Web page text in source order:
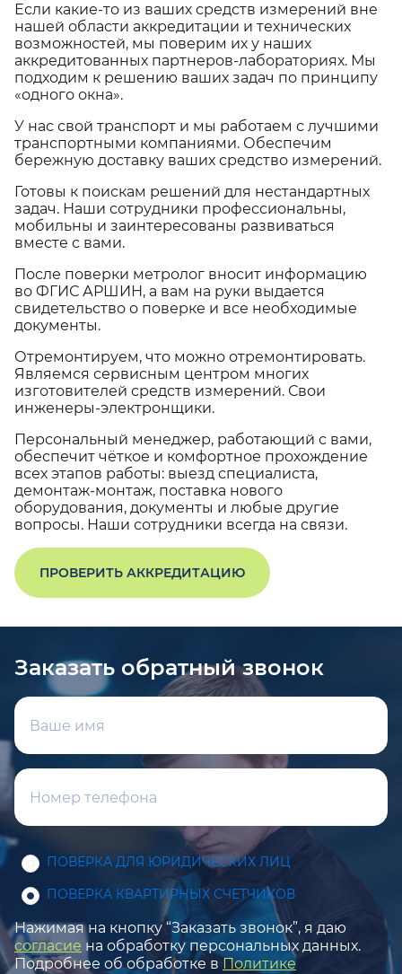
Если какие-то из ваших средств измерений вне
нашей области аккредитации и технических
возможностей, мы поверим их у наших
аккредитованных партнеров-лабораториях. Мы
подходим к решению ваших задач по принципу
«одного окна».
У нас свой транспорт и мы работаем с лучшими
транспортными компаниями. Обеспечим
бережную доставку ваших средство измерений.
Готовы к поискам решений для нестандартных
задач. Наши сотрудники профессиональны,
мобильны и заинтересованы развиваться
вместе с вами.
После поверки метролог вносит информацию
во ФГИС АРШИН, а вам на руки выдается
свидетельство о поверке и все необходимые
документы.
Отремонтируем, что можно отремонтировать.
Являемся сервисным центром многих
изготовителей средств измерений. Свои
инженеры-электронщики.
Персональный менеджер, работающий с вами,
обеспечит чёткое и комфортное прохождение
всех этапов работы: выезд специалиста,
демонтаж-монтаж, поставка нового
оборудования, документы и любые другие
вопросы. Наши сотрудники всегда на связи.
ПРОВЕРИТЬ АККРЕДИТАЦИЮ
Заказать обратный звонок
ПОВЕРКА ДЛЯ ЮРИДИЧЕСКИХ ЛИЦ
ПОВЕРКА КВАРТИРНЫХ СЧЕТЧИКОВ
Нажимая на кнопку “Заказать звонок”, я даю
согласие на обработку персональных данных.
Подробнее об обработке в Политике